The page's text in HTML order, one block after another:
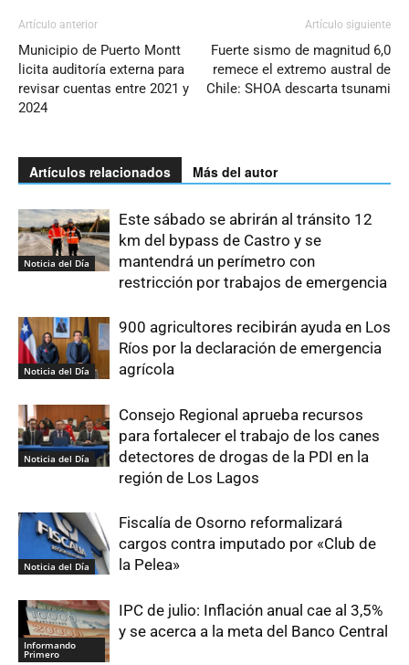
Artículo anterior
Municipio de Puerto Montt
licita auditoría externa para
revisar cuentas entre 2021 y
2024
Artículo siguiente
Fuerte sismo de magnitud 6,0
remece el extremo austral de
Chile: SHOA descarta tsunami
Artículos relacionados Más del autor
Noticia del Día
Este sábado se abrirán al tránsito 12
km del bypass de Castro y se
mantendrá un perímetro con
restricción por trabajos de emergencia
Noticia del Día
900 agricultores recibirán ayuda en Los
Ríos por la declaración de emergencia
agrícola
Noticia del Día
Consejo Regional aprueba recursos
para fortalecer el trabajo de los canes
detectores de drogas de la PDI en la
región de Los Lagos
Noticia del Día
Fiscalía de Osorno reformalizará
cargos contra imputado por «Club de
la Pelea»
Informando
Primero
IPC de julio: Inflación anual cae al 3,5%
y se acerca a la meta del Banco Central